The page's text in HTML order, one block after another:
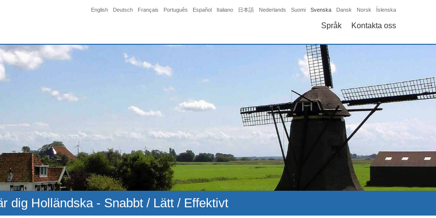
English Deutsch Français Português Español Italiano 日本語 Nederlands Suomi Svenska Dansk Norsk Íslenska
Språk Kontakta oss
dig Holländska - Snabbt / Lätt / Effektivt